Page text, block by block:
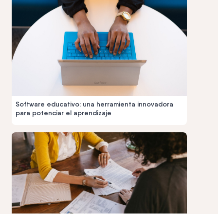
Software educativo: una herramienta innovadora
para potenciar el aprendizaje